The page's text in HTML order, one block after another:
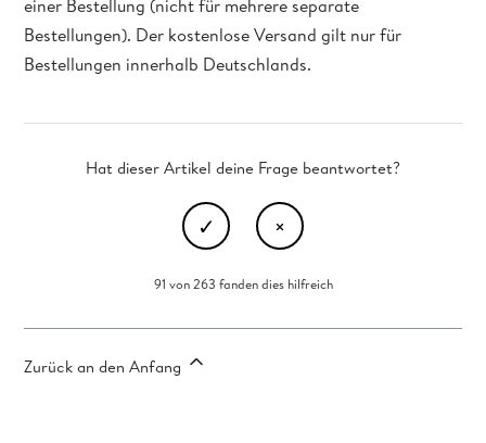
einer Bestellung (nicht für mehrere separate
Bestellungen). Der kostenlose Versand gilt nur für
Bestellungen innerhalb Deutschlands.
Hat dieser Artikel deine Frage beantwortet?
91 von 263 fanden dies hilfreich
Zurück an den Anfang